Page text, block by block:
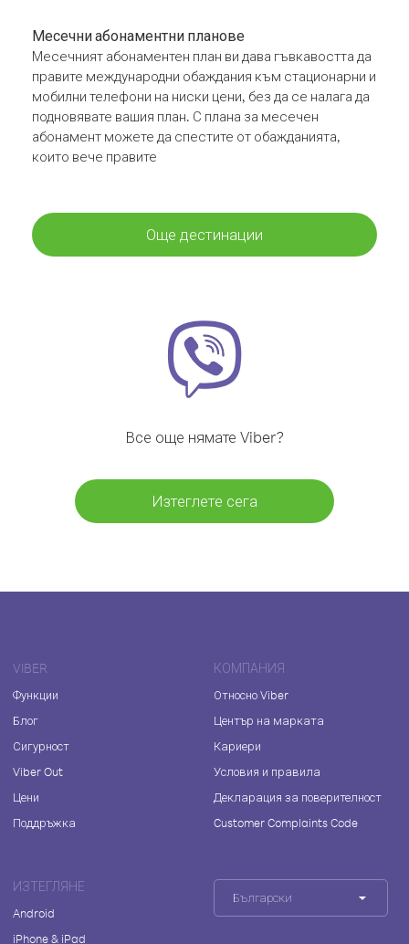
Месечни абонаментни планове
Месечният абонаментен план ви дава гъвкавостта да
правите международни обаждания към стационарни и
мобилни телефони на ниски цени, без да се налага да
подновявате вашия план. С плана за месечен
абонамент можете да спестите от обажданията,
които вече правите
Още дестинации
Все още нямате Viber?
Изтеглете сега
VIBER
Функции
Блог
Сигурност
Viber Out
Цени
Поддръжка
КОМПАНИЯ
Относно Viber
Център на марката
Кариери
Условия и правила
Декларация за поверителност
Customer Complaints Code
ИЗТЕГЛЯНЕ
Android
iPhone & iPad
Български